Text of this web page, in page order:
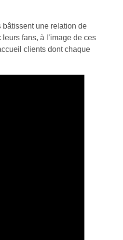
une relation de
fans, à l’image de ces
clients dont chaque